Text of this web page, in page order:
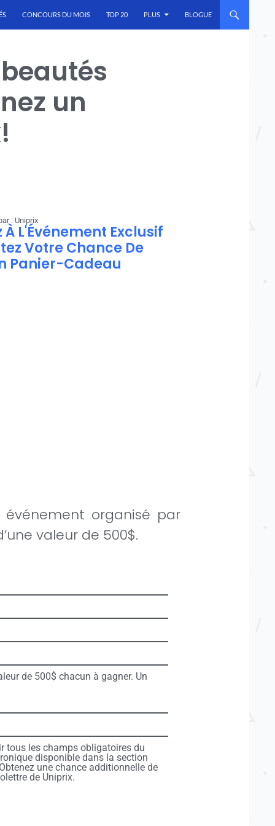
CONCOURS DU MOIS TOP 20 PLUS BLOGUE
un
: Uniprix
L'Événement Exclusif
Votre Chance De
Panier-Cadeau
organisé par
valeur de 500$.
de 500$ chacun à gagner. Un
tous les champs obligatoires du
disponible dans la section
une chance additionnelle de
de Uniprix.